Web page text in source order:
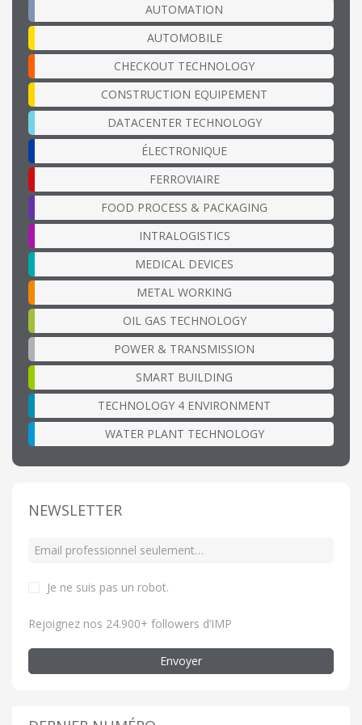
AUTOMATION
AUTOMOBILE
CHECKOUT TECHNOLOGY
CONSTRUCTION EQUIPEMENT
DATACENTER TECHNOLOGY
ÉLECTRONIQUE
FERROVIAIRE
FOOD PROCESS & PACKAGING
INTRALOGISTICS
MEDICAL DEVICES
METAL WORKING
OIL GAS TECHNOLOGY
POWER & TRANSMISSION
SMART BUILDING
TECHNOLOGY 4 ENVIRONMENT
WATER PLANT TECHNOLOGY
NEWSLETTER
Je ne suis pas un robot.
Rejoignez nos 24.900+ followers d’IMP
Envoyer